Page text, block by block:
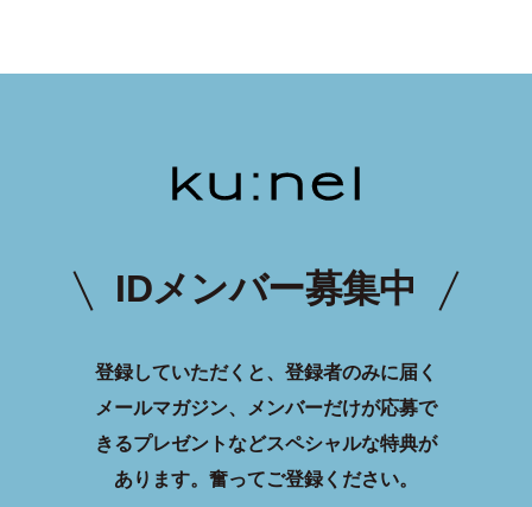
IDメンバー募集中
登録していただくと、登録者のみに届く
メールマガジン、メンバーだけが応募で
きるプレゼントなどスペシャルな特典が
あります。 奮ってご登録ください。